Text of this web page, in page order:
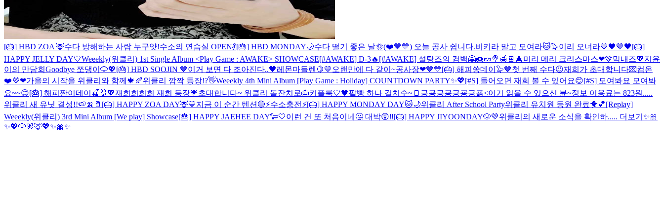
[🎂] HBD ZOA 🦌수다 방해하는 사람 누구얏!수소의 연습실 OPEN💃[🎂] HBD MONDAY🌙수다 떨기 좋은 날🌞(❤️💙💛) 오늘 공사 쉽니다.비키라 말고 모여라🐱🦭이리 오너라🤎🖤🤎🖤[🎂]
HAPPY JELLY DAY💛Weeekly(위클리) 1st Single Album <Play Game : AWAKE> SHOWCASE[#AWAKE] D-3🔥 [#AWAKE] 설탕즈의 컴백🤗🍩🍬🍭🍯🍫 🎄미리 메리 크리스마스❤💚막내즈💖지윤
이의 만담회 Goodbye 쪼댕이🐶💖[🎂] HBD SOOJIN 💙이거 보면 다 조아진다..🖤레몬마들렌🍋💛 오랜만에 다 같이~공사장❤💙💛[🎂] 해피쏭데이🦭💙첫 번째 수다😉재희가 초대합니다💌컴온
❤️💜❤가을의 시작을 위클리와 함께🍁🍂위클리 깜짝 등장!?👋Weeekly 4th Mini Album [Play Game : Holiday] COUNTDOWN PARTY✨💖[#S] 들어오면 재희 볼 수 있어요😊[#S] 모여봐요 모여봐
요~~😊[🎂] 해피짠이데이🍒🐰💖재희희희희 재희 등장💗초대합니다~ 위클리 돌잔치로🎂커플룩🤍🖤팥빵 하나 걸치수~🍞 긍굥긍굥긍굥긍굙<이거 읽을 수 있으신 뷴~정보 이용료는 823원.....
위클리 새 유닛 결성!!🍉🍌🥛 [🎂] HAPPY ZOA DAY🦌💛지금 이 순간 텐션🔵⚡️수소충전⚡️[🎂] HAPPY MONDAY DAY🐱🌙위클리 After School Party위클리 유치원 등원 완료🐥💕[Replay]
Weeekly(위클리) 3rd Mini Album [We play] Showcase[🎂] HAPPY JAEHEE DAY🐑🤍이런 건 또 처음이네🤔 대박😲‼️[🎂] HAPPY JIYOONDAY🐶💚위클리의 새로운 소식을 확인하..... 더보기 ✨🎀
✨💖🐶🐰🦌💖✨🎀✨